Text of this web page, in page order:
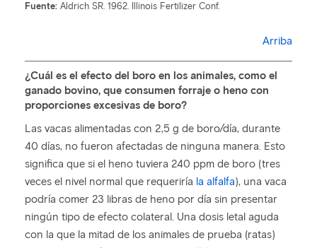
Fuente: Aldrich SR. 1962. Illinois Fertilizer Conf.
Arriba
¿Cuál es el efecto del boro en los animales, como el
ganado bovino, que consumen forraje o heno con
proporciones excesivas de boro?
Las vacas alimentadas con 2,5 g de boro/día, durante
40 días, no fueron afectadas de ninguna manera. Esto
significa que si el heno tuviera 240 ppm de boro (tres
veces el nivel normal que requeriría la alfalfa), una vaca
podría comer 23 libras de heno por día sin presentar
ningún tipo de efecto colateral. Una dosis letal aguda
con la que la mitad de los animales de prueba (ratas)